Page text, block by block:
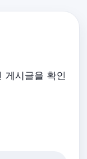
시글을 확인